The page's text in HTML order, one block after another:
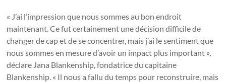
« J’ai l’impression que nous sommes au bon endroit
maintenant. Ce fut certainement une décision difficile de
changer de cap et de se concentrer, mais j’ai le sentiment que
nous sommes en mesure d’avoir un impact plus important »,
déclare Jana Blankenship, fondatrice du capitaine
Blankenship. « Il nous a fallu du temps pour reconstruire, mais